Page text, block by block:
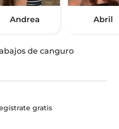
Andrea Abril
de canguro
gratis